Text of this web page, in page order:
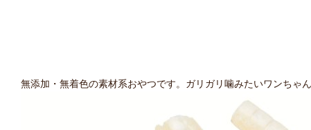
無添加・無着色の素材系おやつです。ガリガリ噛みたいワンちゃ